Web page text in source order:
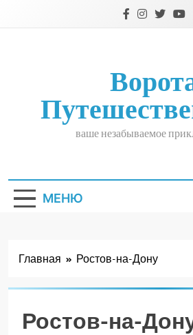
ваше незабываемое
МЕНЮ
Главная Ростов-на-Дону
Ростов-на-